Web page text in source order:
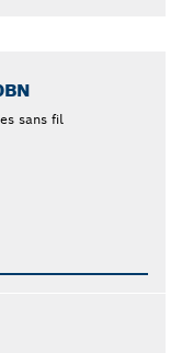
sans fil